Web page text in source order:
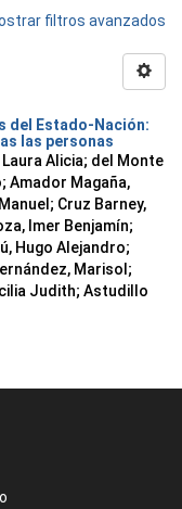
filtros avanzados
del Estado-Nación:
las personas
Alicia; del Monte
; Amador Magaña,
; Cruz Barney,
Imer Benjamín;
Hugo Alejandro;
Marisol ;
Judith; Astudillo